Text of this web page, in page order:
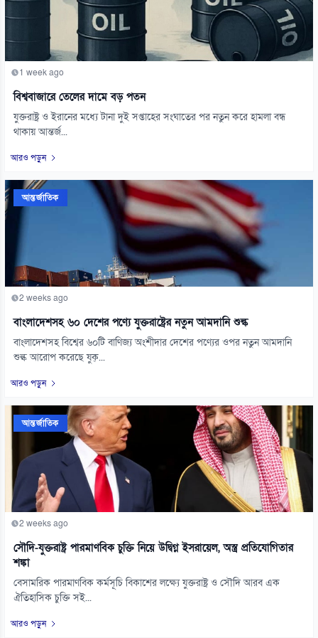
1 week ago
বিশ্ববাজারে তেলের দামে বড় পতন
যুক্তরাষ্ট্র ও ইরানের মধ্যে টানা দুই সপ্তাহের সংঘাতের পর নতুন করে হামলা বন্ধ
থাকায় আন্তর্জ...
আরও পড়ুন
আন্তর্জাতিক
2 weeks ago
বাংলাদেশসহ ৬০ দেশের পণ্যে যুক্তরাষ্ট্রের নতুন আমদানি শুল্ক
বাংলাদেশসহ বিশ্বের ৬০টি বাণিজ্য অংশীদার দেশের পণ্যের ওপর নতুন আমদানি
শুল্ক আরোপ করেছে যুক্...
আরও পড়ুন
আন্তর্জাতিক
2 weeks ago
সৌদি-যুক্তরাষ্ট্র পারমাণবিক চুক্তি নিয়ে উদ্বিগ্ন ইসরায়েল, অস্ত্র প্রতিযোগিতার
শঙ্কা
বেসামরিক পারমাণবিক কর্মসূচি বিকাশের লক্ষ্যে যুক্তরাষ্ট্র ও সৌদি আরব এক
ঐতিহাসিক চুক্তি সই...
আরও পড়ুন